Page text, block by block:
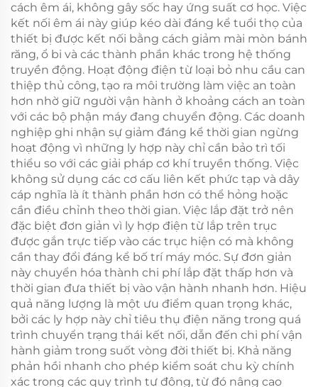
cách êm ái, không gây sốc hay ứng suất cơ học. Việc
kết nối êm ái này giúp kéo dài đáng kể tuổi thọ của
thiết bị được kết nối bằng cách giảm mài mòn bánh
răng, ổ bi và các thành phần khác trong hệ thống
truyền động. Hoạt động điện từ loại bỏ nhu cầu can
thiệp thủ công, tạo ra môi trường làm việc an toàn
hơn nhờ giữ người vận hành ở khoảng cách an toàn
với các bộ phận máy đang chuyển động. Các doanh
nghiệp ghi nhận sự giảm đáng kể thời gian ngừng
hoạt động vì những ly hợp này chỉ cần bảo trì tối
thiểu so với các giải pháp cơ khí truyền thống. Việc
không sử dụng các cơ cấu liên kết phức tạp và dây
cáp nghĩa là ít thành phần hơn có thể hỏng hoặc
cần điều chỉnh theo thời gian. Việc lắp đặt trở nên
đặc biệt đơn giản vì ly hợp điện từ lắp trên trục
được gắn trực tiếp vào các trục hiện có mà không
cần thay đổi đáng kể bố trí máy móc. Sự đơn giản
này chuyển hóa thành chi phí lắp đặt thấp hơn và
thời gian đưa thiết bị vào vận hành nhanh hơn. Hiệu
quả năng lượng là một ưu điểm quan trọng khác,
bởi các ly hợp này chỉ tiêu thụ điện năng trong quá
trình chuyển trạng thái kết nối, dẫn đến chi phí vận
hành giảm trong suốt vòng đời thiết bị. Khả năng
phản hồi nhanh cho phép kiểm soát chu kỳ chính
xác trong các quy trình tự động, từ đó nâng cao